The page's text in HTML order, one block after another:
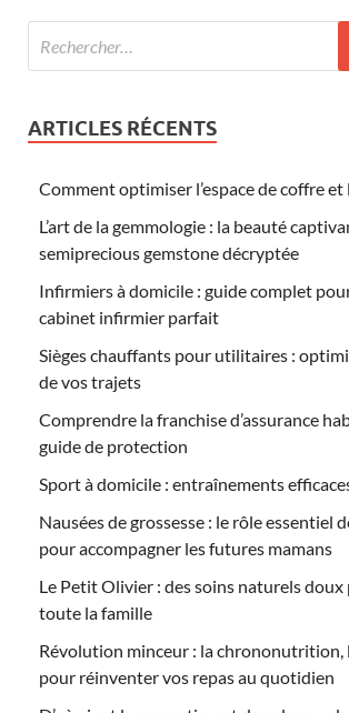
ARTICLES RÉCENTS
Comment optimiser l’espace de coffre et
L’art de la gemmologie : la beauté
semiprecious gemstone décryptée
Infirmiers à domicile : guide complet
cabinet infirmier parfait
Sièges chauffants pour utilitaires :
de vos trajets
Comprendre la franchise d’assurance
guide de protection
Sport à domicile : entraînements
Nausées de grossesse : le rôle essentiel
pour accompagner les futures mamans
Le Petit Olivier : des soins naturels
toute la famille
Révolution minceur : la chrononutrition,
pour réinventer vos repas au quotidien